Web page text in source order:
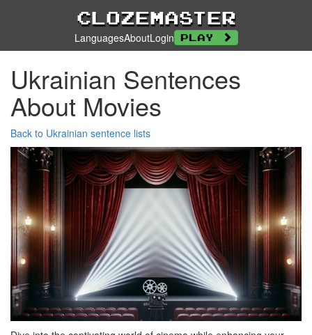
Clozemaster
LanguagesAboutLogin Play
Ukrainian Sentences
About Movies
Back to Ukrainian sentence lists